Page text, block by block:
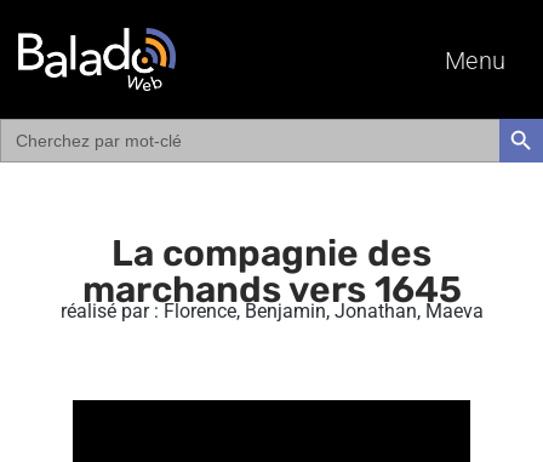
Menu
Search
for:
La compagnie des
marchands vers 1645
réalisé par : Florence, Benjamin, Jonathan, Maeva